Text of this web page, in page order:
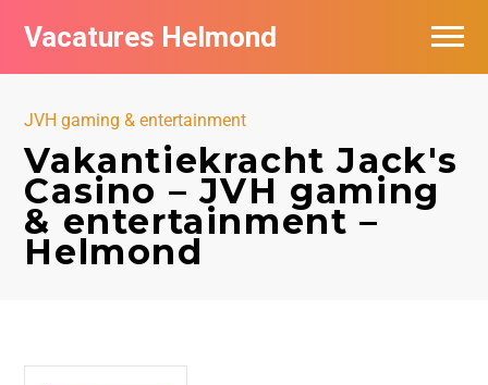
Vacatures Helmond
JVH gaming & entertainment
Vakantiekracht Jack's
Casino – JVH gaming
& entertainment –
Helmond
Vacatures bij bedrijven in Helmond
De populairste vacatures in Helmond